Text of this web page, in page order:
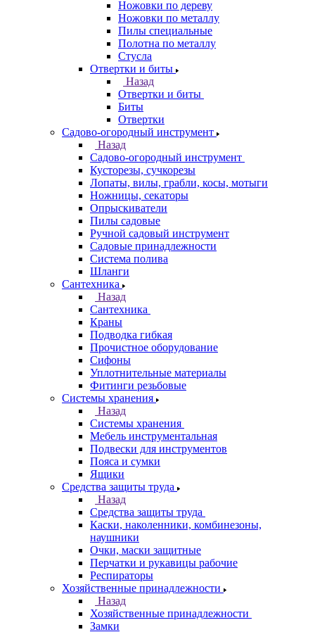
Ножовки по дереву
Ножовки по металлу
Пилы специальные
Полотна по металлу
Стусла
Отвертки и биты
Назад
Отвертки и биты
Биты
Отвертки
Садово-огородный инструмент
Назад
Садово-огородный инструмент
Кусторезы, сучкорезы
Лопаты, вилы, грабли, косы, мотыги
Ножницы, секаторы
Опрыскиватели
Пилы садовые
Ручной садовый инструмент
Садовые принадлежности
Система полива
Шланги
Сантехника
Назад
Сантехника
Краны
Подводка гибкая
Прочистное оборудование
Сифоны
Уплотнительные материалы
Фитинги резьбовые
Системы хранения
Назад
Системы хранения
Мебель инструментальная
Подвески для инструментов
Пояса и сумки
Ящики
Средства защиты труда
Назад
Средства защиты труда
Каски, наколенники, комбинезоны,
наушники
Очки, маски защитные
Перчатки и рукавицы рабочие
Респираторы
Хозяйственные принадлежности
Назад
Хозяйственные принадлежности
Замки